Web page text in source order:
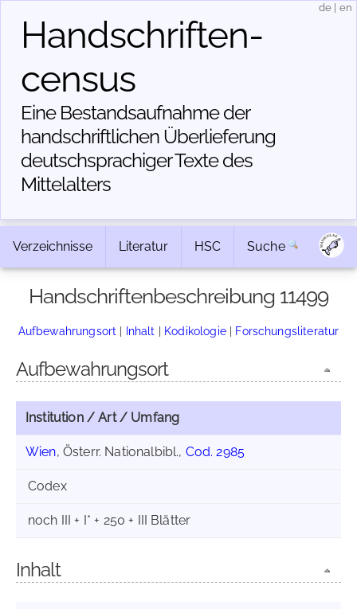
Handschriften­
census
Eine Bestandsaufnahme der
handschriftlichen Über­lieferung
deutschsprachiger Texte des
Mittelalters
de en
Verzeichnisse Literatur HSC Suche
Handschriftenbeschreibung 11499
Aufbewahrungsort | Inhalt | Kodikologie| Forschungsliteratur
Aufbewahrungsort
Institution / Art / Umfang
Wien, Österr. Nationalbibl., Cod. 2985
Codex
noch III + I* + 250 + III Blätter
Inhalt